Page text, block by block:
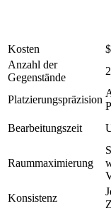
Kosten
Anzahl der
Gegenstände
Platzierungspräzision
Bearbeitungszeit
Raummaximierung
Konsistenz